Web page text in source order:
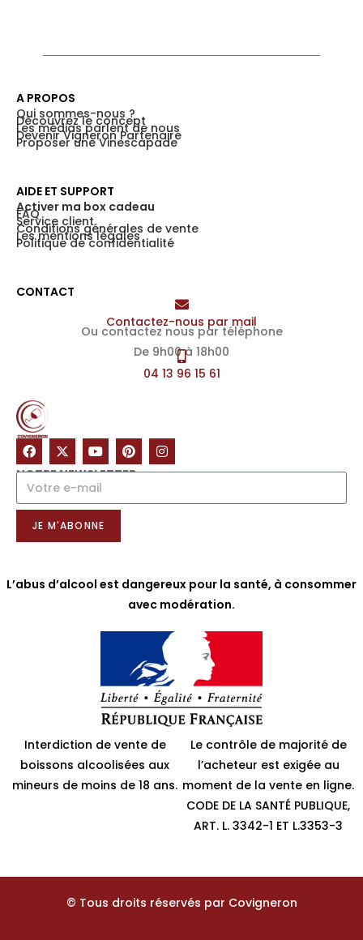
NOTRE NEWSLETTER
JE M'ABONNE
CONTACT
Contactez-nous par mail
Ou contactez nous par téléphone
De 9h00 à 18h00
04 13 96 15 61
AIDE ET SUPPORT
Activer ma box cadeau
FAQ
Service client
Conditions générales de vente
Les mentions légales
Politique de confidentialité
A PROPOS
Qui sommes-nous ?
Découvrez le concept
Les médias parlent de nous
Devenir Vigneron Partenaire
Proposer une Vinescapade
L’abus d’alcool est dangereux pour la santé, à consommer
avec modération.
Interdiction de vente de
boissons alcoolisées aux
mineurs de moins de 18 ans.
Le contrôle de majorité de
l’acheteur est exigée au
moment de la vente en ligne.
CODE DE LA SANTÉ PUBLIQUE,
ART. L. 3342-1 ET L.3353-3
© Tous droits réservés par Covigneron